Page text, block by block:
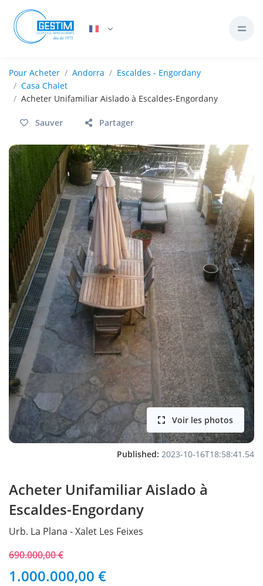
Pour Acheter Andorra
Escaldes - Engordany
Casa Chalet
Acheter Unifamiliar Aislado à Escaldes-Engordany
Sauver Partager
Voir les photos
Published: 2023-10-16T18:58:41.54
Acheter Unifamiliar Aislado à
Escaldes-Engordany
Urb. La Plana - Xalet Les Feixes
690.000,00 €
1.000.000,00 €